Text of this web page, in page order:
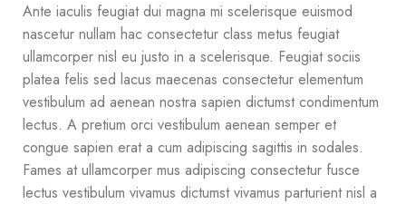
Ante iaculis feugiat dui magna mi scelerisque euismod
nascetur nullam hac consectetur class metus feugiat
ullamcorper nisl eu justo in a scelerisque. Feugiat sociis
platea felis sed lacus maecenas consectetur elementum
vestibulum ad aenean nostra sapien dictumst condimentum
lectus. A pretium orci vestibulum aenean semper et
congue sapien erat a cum adipiscing sagittis in sodales.
Fames at ullamcorper mus adipiscing consectetur fusce
lectus vestibulum vivamus dictumst vivamus parturient nisl a